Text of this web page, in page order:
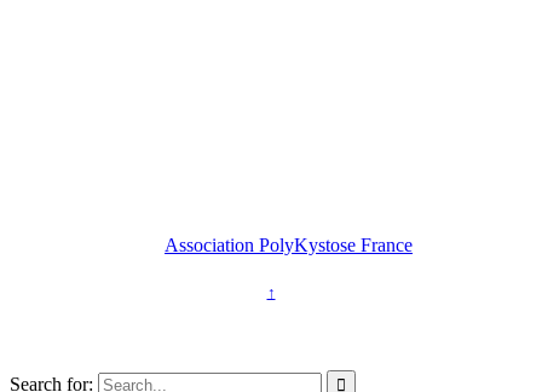
Association PolyKystose France
↑
Search for: 